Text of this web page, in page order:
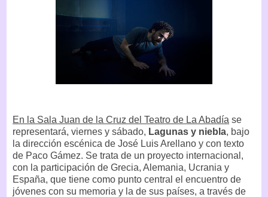
En la Sala Juan de la Cruz del Teatro de La Abadía se
representará, viernes y sábado, Lagunas y niebla, bajo
la dirección escénica de José Luis Arellano y con texto
de Paco Gámez. Se trata de un proyecto internacional,
con la participación de Grecia, Alemania, Ucrania y
España, que tiene como punto central el encuentro de
jóvenes con su memoria y la de sus países, a través de